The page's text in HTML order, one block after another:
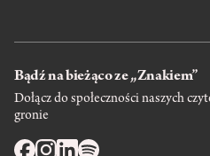
Bądź na bieżąco ze „Znakiem”
Dołącz do społeczności naszych
gronie